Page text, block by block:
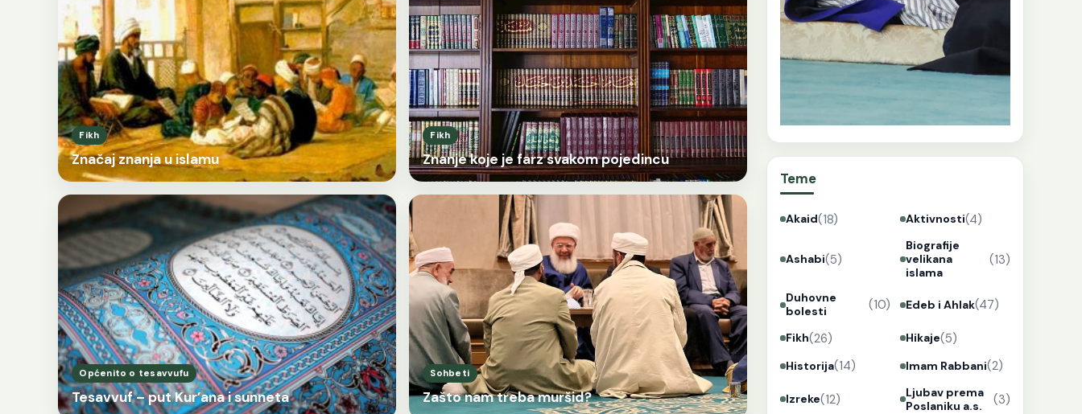
Fikh
Značaj znanja u islamu
Fikh
Znanje koje je farz svakom pojedincu
Općenito o tesavvufu
Tesavvuf – put Kur’ana i sunneta
Sohbeti
Zašto nam treba muršid?
Teme
Akaid(18) Aktivnosti(4)
Ashabi(5)
Biografije
velikana
islama
(13)
Duhovne
bolesti
(10) Edeb i Ahlak(47)
Fikh(26) Hikaje(5)
Historija(14) Imam Rabbani(2)
Izreke(12)
Ljubav prema
Poslaniku a.s.
(3)